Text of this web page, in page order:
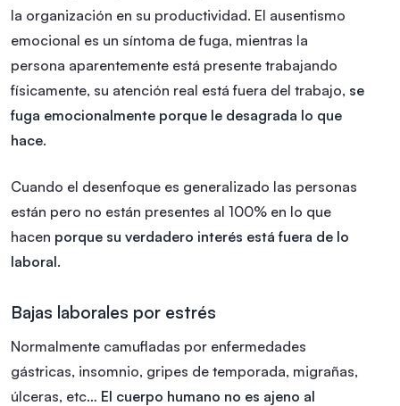
la organización en su productividad. El ausentismo
emocional es un síntoma de fuga, mientras la
persona aparentemente está presente trabajando
físicamente, su atención real está fuera del trabajo, se
fuga emocionalmente porque le desagrada lo que
hace.
Cuando el desenfoque es generalizado las personas
están pero no están presentes al 100% en lo que
hacen porque su verdadero interés está fuera de lo
laboral.
Bajas laborales por estrés
Normalmente camufladas por enfermedades
gástricas, insomnio, gripes de temporada, migrañas,
úlceras, etc… El cuerpo humano no es ajeno al